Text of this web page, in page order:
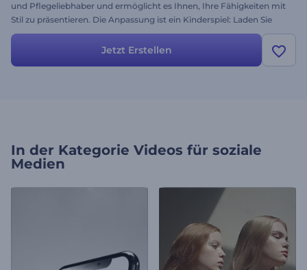
und Pflegeliebhaber und ermöglicht es Ihnen, Ihre Fähigkeiten mit
Stil zu präsentieren. Die Anpassung ist ein Kinderspiel: Laden Sie
Ihre Bilder und Videos hoch und wählen Sie einen dynamischen
Musiktitel, um Ihre Zielgruppe zu beeindrucken. Erstellen Sie jetzt
und lassen Sie Ihre Arbeit für sich selbst sprechen!
Jetzt Erstellen
In der Kategorie Videos für soziale
Medien